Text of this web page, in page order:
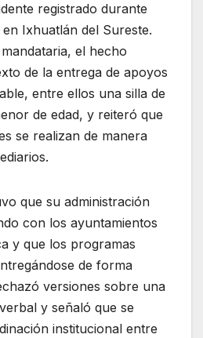
registrado durante
Ixhuatlán del Sureste.
el hecho
de la entrega de apoyos
entre ellos una silla de
de edad, y reiteró que
se realizan de manera
que su administración
con los ayuntamientos
y que los programas
de forma
versiones sobre una
y señaló que se
institucional entre